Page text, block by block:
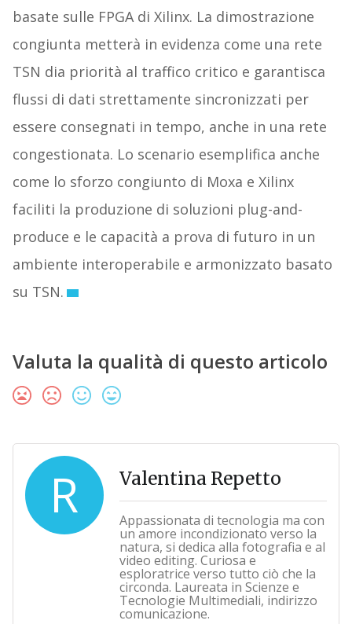
basate sulle FPGA di Xilinx. La dimostrazione
congiunta metterà in evidenza come una rete
TSN dia priorità al traffico critico e garantisca
flussi di dati strettamente sincronizzati per
essere consegnati in tempo, anche in una rete
congestionata. Lo scenario esemplifica anche
come lo sforzo congiunto di Moxa e Xilinx
faciliti la produzione di soluzioni plug-and-
produce e le capacità a prova di futuro in un
ambiente interoperabile e armonizzato basato
su TSN.
Valuta la qualità di questo articolo
R Valentina Repetto
Appassionata di tecnologia ma con
un amore incondizionato verso la
natura, si dedica alla fotografia e al
video editing. Curiosa e
esploratrice verso tutto ciò che la
circonda. Laureata in Scienze e
Tecnologie Multimediali, indirizzo
comunicazione.